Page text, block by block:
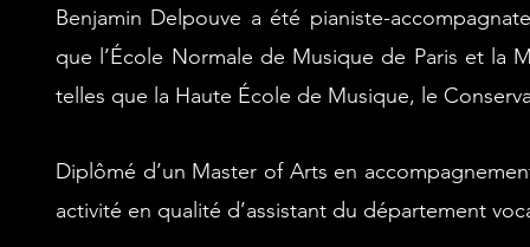
Benjamin Delpouve a été pianiste-
que l’École Normale de Musique de Paris et la
telles que la Haute École de Musique, le
Diplômé d’un Master of Arts en
activité en qualité d’assistant du département